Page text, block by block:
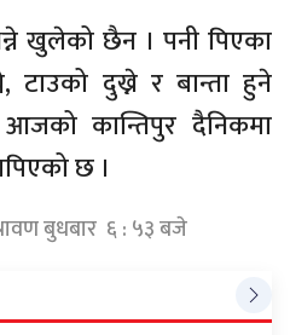
खुलेको छैन । पनी पिएका
टाउको दुख्ने र बान्ता हुने
कान्तिपुर दैनिकमा
छ ।
बुधबार ६ : ५३ बजे